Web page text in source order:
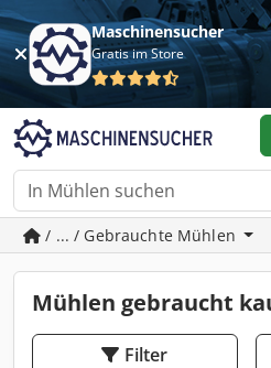
Maschinensucher
Gratis im Store
/ ... / Gebrauchte Mühlen
Mühlen gebraucht
Filter